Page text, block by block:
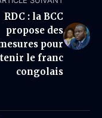
RDC : la BCC
propose des
pour
le franc
congolais